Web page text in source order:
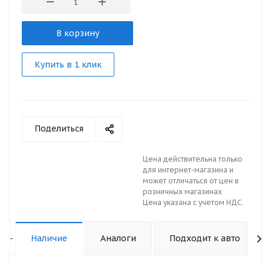
В корзину
Купить в 1 клик
Поделиться
Цена действительна только
для интернет-магазина и
может отличаться от цен в
розничных магазинах
Цена указана с учетом НДС.
- Наличие Аналоги Подходит к авто